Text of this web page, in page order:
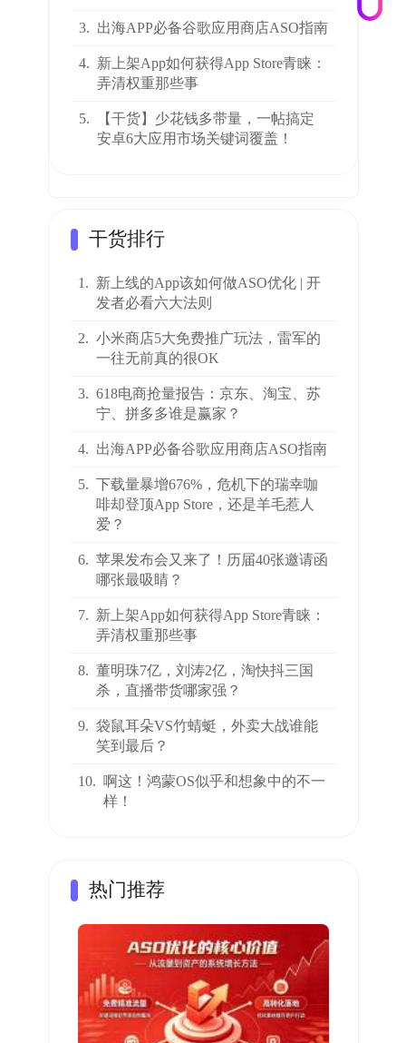
3. 出海APP必备谷歌应用商店ASO指南
4. 新上架App如何获得App Store青睐：
弄清权重那些事
5.
【干货】少花钱多带量，一帖搞定
安卓6大应用市场关键词覆盖！
干货排行
1. 新上线的App该如何做ASO优化 | 开
发者必看六大法则
2. 小米商店5大免费推广玩法，雷军的
一往无前真的很OK
3. 618电商抢量报告：京东、淘宝、苏
宁、拼多多谁是赢家？
4. 出海APP必备谷歌应用商店ASO指南
5. 下载量暴增676%，危机下的瑞幸咖
啡却登顶App Store，还是羊毛惹人
爱？
6. 苹果发布会又来了！历届40张邀请函
哪张最吸睛？
7. 新上架App如何获得App Store青睐：
弄清权重那些事
8. 董明珠7亿，刘涛2亿，淘快抖三国
杀，直播带货哪家强？
9. 袋鼠耳朵VS竹蜻蜓，外卖大战谁能
笑到最后？
10. 啊这！鸿蒙OS似乎和想象中的不一
样！
热门推荐